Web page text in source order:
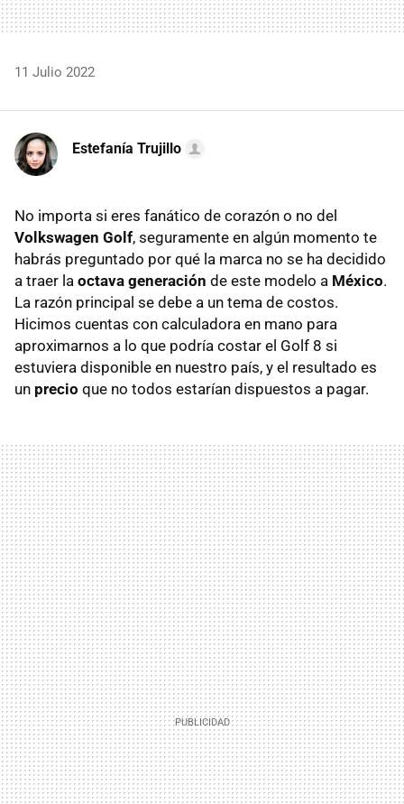
11 Julio 2022
Estefanía Trujillo
No importa si eres fanático de corazón o no del
Volkswagen Golf, seguramente en algún momento te
habrás preguntado por qué la marca no se ha decidido
a traer la octava generación de este modelo a México.
La razón principal se debe a un tema de costos.
Hicimos cuentas con calculadora en mano para
aproximarnos a lo que podría costar el Golf 8 si
estuviera disponible en nuestro país, y el resultado es
un precio que no todos estarían dispuestos a pagar.